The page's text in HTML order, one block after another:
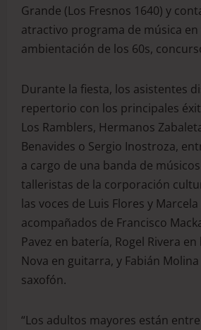
Grande (Los Fresnos 1640) y
atractivo programa de música en
ambientación de los 60s,
Durante la fiesta, los asistentes
repertorio con los principales
Los Ramblers, Hermanos
Benavides o Sergio Inostroza,
a cargo de una banda de
talleristas de la corporación
las voces de Luis Flores y
acompañados de Francisco
Pavez en batería, Rogel Rivera
Nova en guitarra, y Fabián
saxofón.
“Los adultos mayores están